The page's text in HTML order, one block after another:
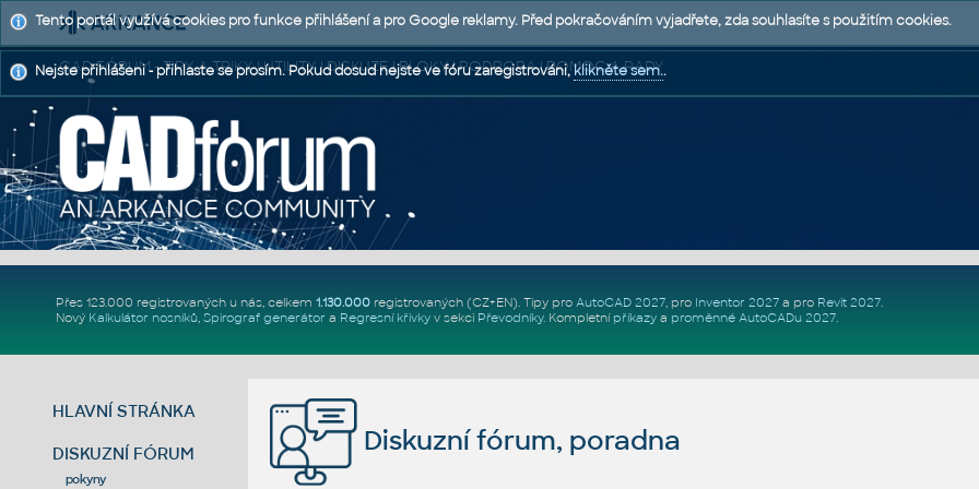
CAD FÓRUM - TIPY A TRIKY | UTILITY | DISKUZE | BLOKY | PODPORA | POMOC A RADY
Přes 123.000 registrovaných u nás, celkem 1.130.000registrovaných (CZ+EN). Tipy pro AutoCAD 2027, pro Inventor 2027a pro Revit 2027.
Nový Kalkulátor nosníků, Spirograf generátor a Regresní křivkyv sekci Převodníky. Kompletní příkazya proměnné AutoCADu 2027.
HLAVNÍ STRÁNKA
DISKUZNÍ FÓRUM
pokyny
Diskuzní fórum, poradna
Tento portál využívá cookies pro funkce přihlášení a pro Google reklamy. Před pokračováním vyjadřete, zda souhlasíte s použitím cookies.
Nejste přihlášeni - přihlaste se prosím. Pokud dosud nejste ve fóru zaregistrováni,klikněte sem..